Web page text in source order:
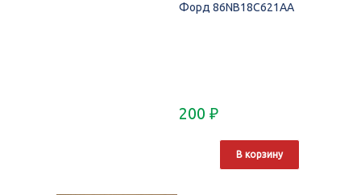
Форд 86NB18C621AA
200 ₽
В корзину